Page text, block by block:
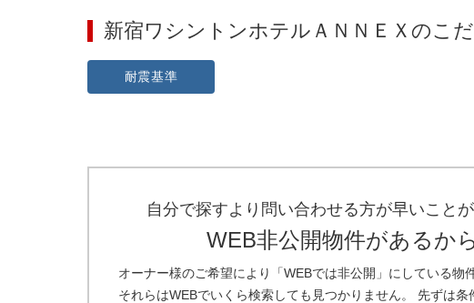
新宿ワシントンホテルＡＮＮＥＸ のこ
耐震基準
自分で探すより問い合わせる方が早いこと
WEB非公開物件があるか
オーナー様のご希望により「WEBでは非公開」にしている物
それらはWEBでいくら検索しても見つかりません。 先ずは条